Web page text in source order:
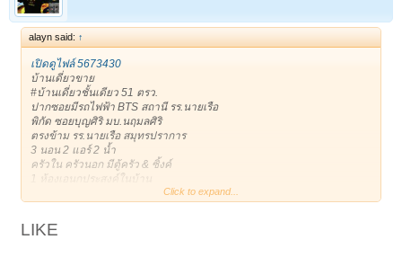
alayn said: ↑
เปิดดูไฟล์ 5673430
บ้านเดี่ยวขาย
#บ้านเดี่ยวชั้นเดียว 51 ตรว.
ปากซอยมีรถไฟฟ้า BTS สถานี รร.นายเรือ
พิกัด ซอยบุญศิริ มบ.นฤมลศิริ
ตรงข้าม รร.นายเรือ สมุทรปราการ
3 นอน 2 แอร์ 2 น้ำ
ครัวใน ครัวนอก มีตู้ครัว & ซิ้งค์
1 ห้องเอนกประสงค์ในบ้าน
1 ห้องเอนกประสงค์ข้างบ้าน เก็บของ หรือเป็นบ้านสัตว์เลี้ยงได้
1 จอดในบ้าน/ 3 จอดหน้าบ้าน
ถนนหน้าบ้านกว้าง หน้าบ้านไม่ชนประตูบ้านใคร
Click to expand...
LIKE